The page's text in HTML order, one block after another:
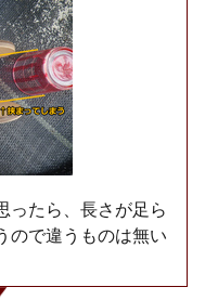
ったら、長さが足ら
ので違うものは無い